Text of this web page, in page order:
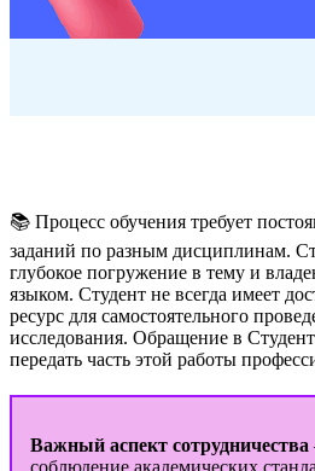
📚 Процесс обучения требует
заданий по разным дисциплинам.
глубокое погружение в тему и
языком. Студент не всегда имеет
ресурс для самостоятельного
исследования. Обращение в
передать часть этой работы
Важный аспект сотрудничества
соблюдение академических